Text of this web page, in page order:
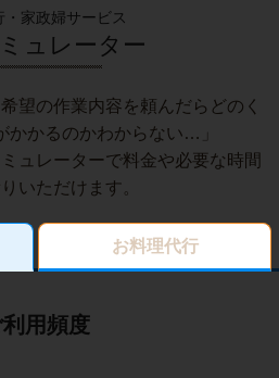
・家政婦サービス
ュレーター
望の作業内容を頼んだらどのく
かかるのかわからない…」
ュレーターで料金や必要な時間
いただけます。
お料理代行
利用頻度